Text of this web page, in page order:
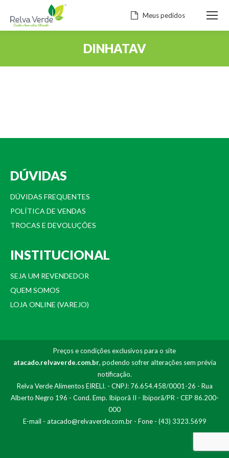
Meus pedidos
DINHATAV
DÚVIDAS
DÚVIDAS FREQUENTES
POLÍTICA DE VENDAS
TROCAS E DEVOLUÇÕES
INSTITUCIONAL
SEJA UM REVENDEDOR
QUEM SOMOS
LOJA ONLINE (VAREJO)
Preços e condições exclusivos para o site
atacado.relvaverde.com.br, podendo sofrer alterações sem prévia
notificação.
Relva Verde Alimentos EIRELI. - CNPJ: 76.654.458/0001-26 - Rua
Alberto Negro 196 - Cond. Emp. Ibiporã II - Ibiporã/PR - CEP 86.200-
000
E-mail - atacado@relvaverde.com.br- Fone - (43) 3323.5699